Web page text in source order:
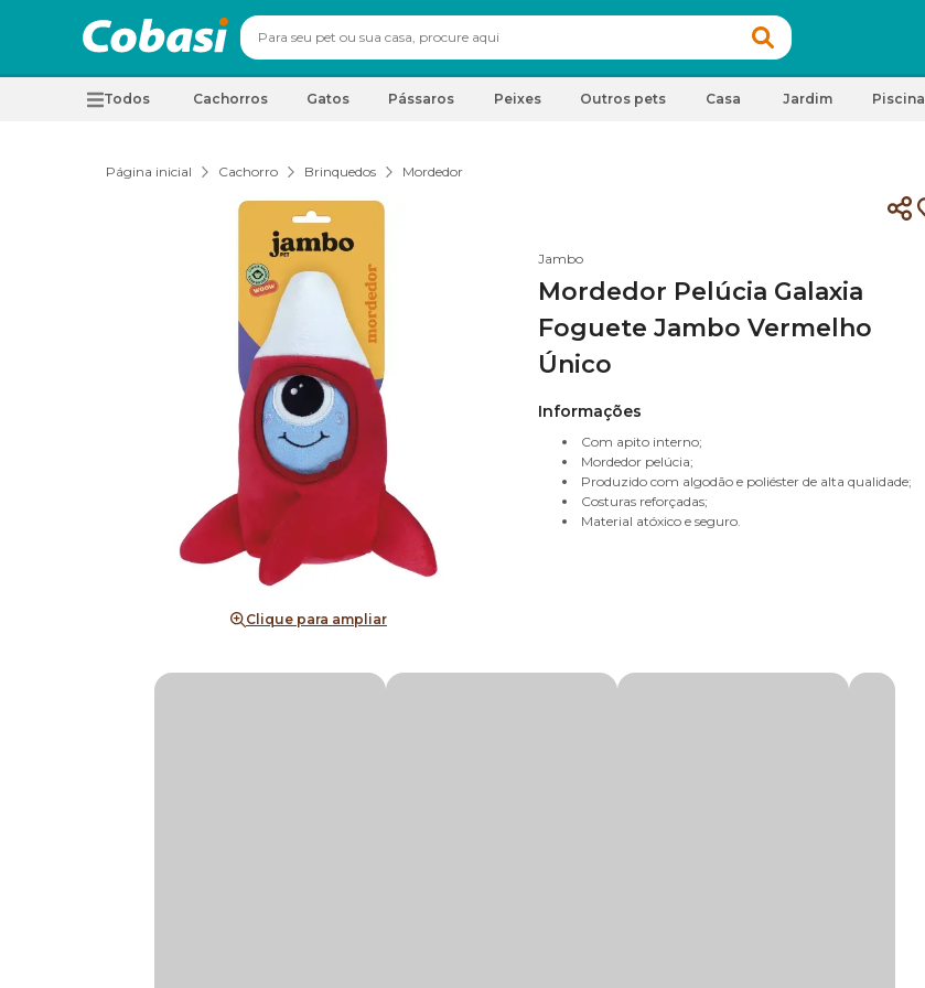
Todos Cachorros Gatos Pássaros Peixes Outros pets Casa Jardim Piscina
Página inicial Cachorro Brinquedos Mordedor
Clique para ampliar
Jambo
Mordedor Pelúcia Galaxia
Foguete Jambo Vermelho
Único
Informações
Com apito interno;
Mordedor pelúcia;
Produzido com algodão e poliéster de alta qualidade;
Costuras reforçadas;
Material atóxico e seguro.